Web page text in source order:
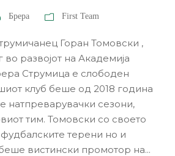
Брера First Team
Горан Томовски ,
во развојот на Академија
Струмица е слободен
клуб беше од 2018 година
натпреварувачки сезони,
тим. Томовски со своето
терени но и
вистински промотор на...